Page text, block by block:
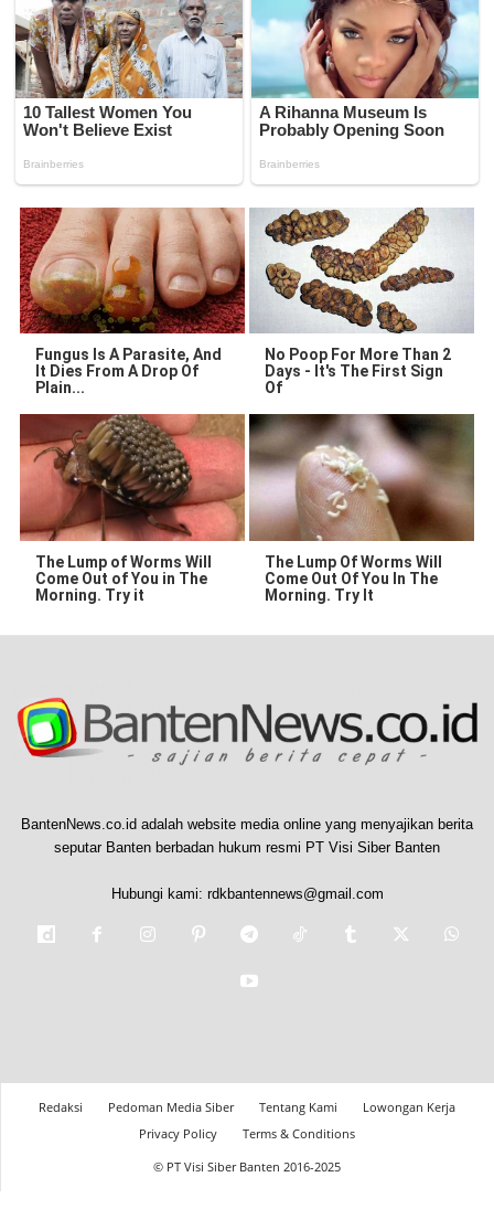
Fungus Is A Parasite, And
It Dies From A Drop Of
Plain...
No Poop For More Than 2
Days - It's The First Sign
Of
The Lump of Worms Will
Come Out of You in The
Morning. Try it
The Lump Of Worms Will
Come Out Of You In The
Morning. Try It
BantenNews.co.id adalah website media online yang menyajikan berita
seputar Banten berbadan hukum resmi PT Visi Siber Banten
Hubungi kami: rdkbantennews@gmail.com
Redaksi Pedoman Media Siber Tentang Kami
Lowongan Kerja
Privacy Policy
Terms & Conditions
© PT Visi Siber Banten 2016-2025